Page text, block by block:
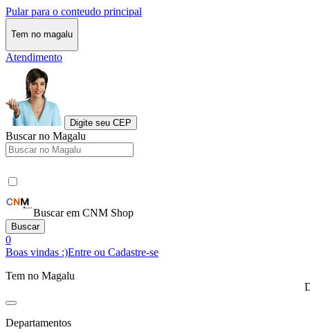
Pular para o conteudo principal
Tem no magalu
Atendimento
Digite seu CEP
Buscar no Magalu
Buscar em CNM Shop
Buscar
0
Boas vindas :)Entre ou Cadastre-se
Tem no Magalu
Departamentos